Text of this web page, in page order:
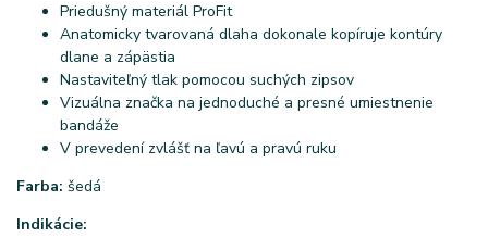
Priedušný materiál ProFit
Anatomicky tvarovaná dlaha dokonale kopíruje kontúry
dlane a zápästia
Nastaviteľný tlak pomocou suchých zipsov
Vizuálna značka na jednoduché a presné umiestnenie
bandáže
V prevedení zvlášť na ľavú a pravú ruku
Farba: šedá
Indikácie: